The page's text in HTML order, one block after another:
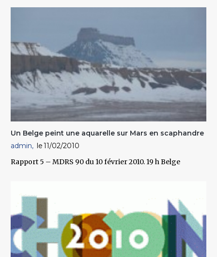
Un Belge peint une aquarelle sur Mars en scaphandre
admin
11/02/2010
Rapport 5 – MDRS 90 du 10 février 2010. 19 h Belge